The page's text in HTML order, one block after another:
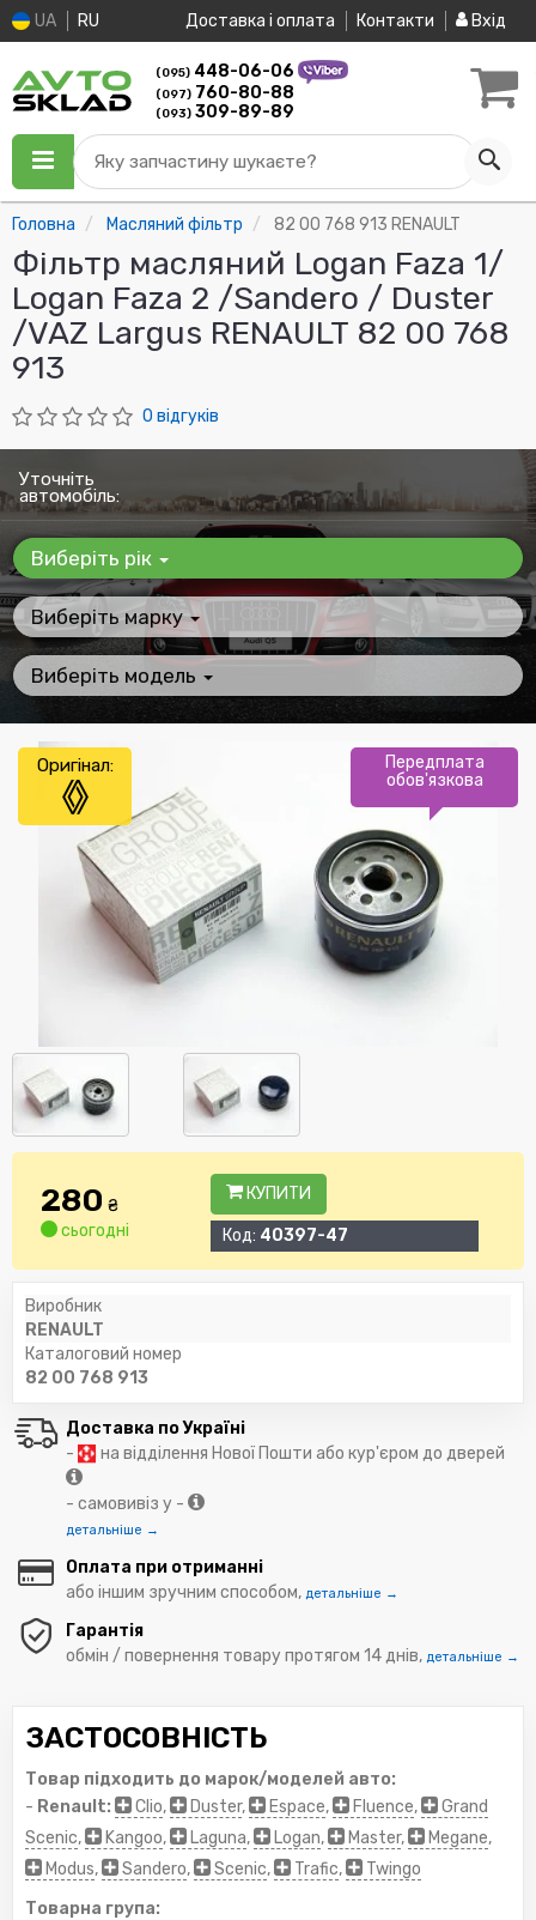
UA RU Доставка і оплата Контакти Вхід
(095) 448-06-06
(097) 760-80-88
(093) 309-89-89
Яку запчастину шукаєте?
Головна Масляний фільтр 82 00 768 913 RENAULT
Фільтр масляний Logan Faza 1/
Logan Faza 2 /Sandero / Duster
/VAZ Largus RENAULT 82 00 768
913
0 відгуків
Уточніть
автомобіль:
Виберіть рік
Виберіть марку
Виберіть модель
Передплата
обов'язкова
Оригінал:
280 ₴
сьогодні
КУПИТИ
Код: 40397-47
Виробник
RENAULT
Каталоговий номер
82 00 768 913
Доставка по Україні
-
на відділення Нової Пошти або кур'єром до дверей
- самовивіз у -
детальніше →
Оплата при отриманні
або іншим зручним способом, детальніше →
Гарантія
обмін / повернення товару протягом 14 днів, детальніше →
ЗАСТОСОВНІСТЬ
Товар підходить до марок/моделей авто:
- Renault: Clio, Duster, Espace, Fluence,
Grand
Scenic, Kangoo, Laguna, Logan, Master, Megane,
Modus, Sandero, Scenic, Trafic,
Twingo
Товарна група: